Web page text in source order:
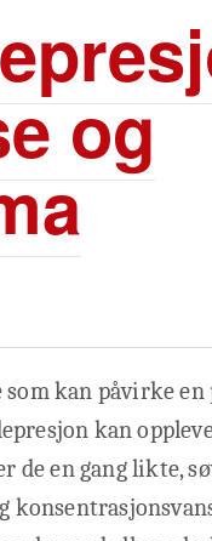
og
kan påvirke en
kan
en gang likte,